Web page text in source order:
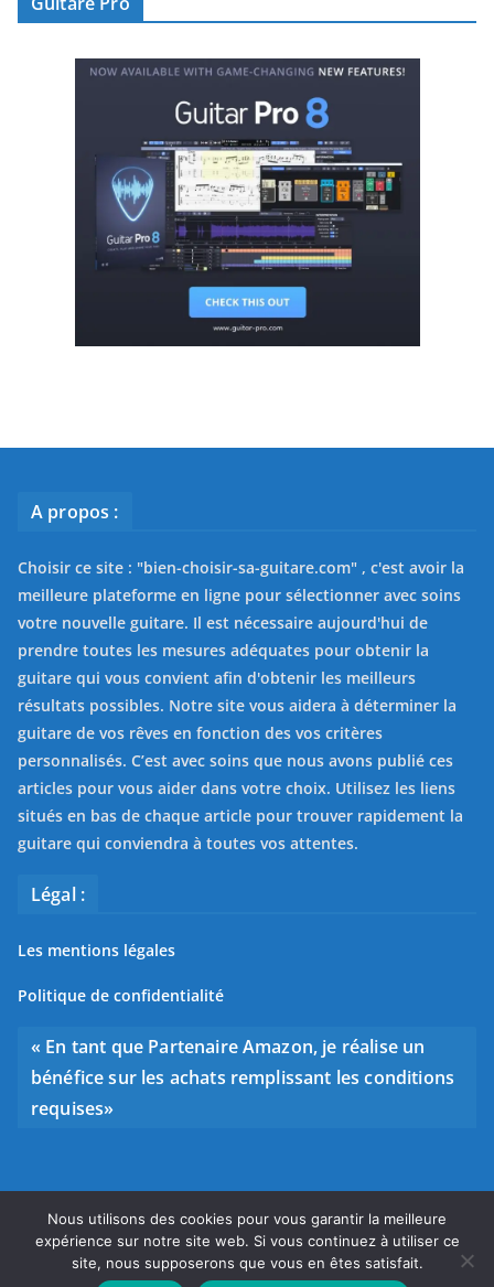
A propos :
Choisir ce site : "bien-choisir-sa-guitare.com" , c'est avoir la
meilleure plateforme en ligne pour sélectionner avec soins
votre nouvelle guitare. Il est nécessaire aujourd'hui de
prendre toutes les mesures adéquates pour obtenir la
guitare qui vous convient afin d'obtenir les meilleurs
résultats possibles. Notre site vous aidera à déterminer la
guitare de vos rêves en fonction des vos critères
personnalisés. C’est avec soins que nous avons publié ces
articles pour vous aider dans votre choix. Utilisez les liens
situés en bas de chaque article pour trouver rapidement la
guitare qui conviendra à toutes vos attentes.
Légal :
Les mentions légales
Politique de confidentialité
« En tant que Partenaire Amazon, je réalise un
bénéfice sur les achats remplissant les conditions
requises»
Copyright © 2026 Bien choisir sa guitare. Tous droits
réservés.
Nous utilisons des cookies pour vous garantir la meilleure
expérience sur notre site web. Si vous continuez à utiliser ce
site, nous supposerons que vous en êtes satisfait.